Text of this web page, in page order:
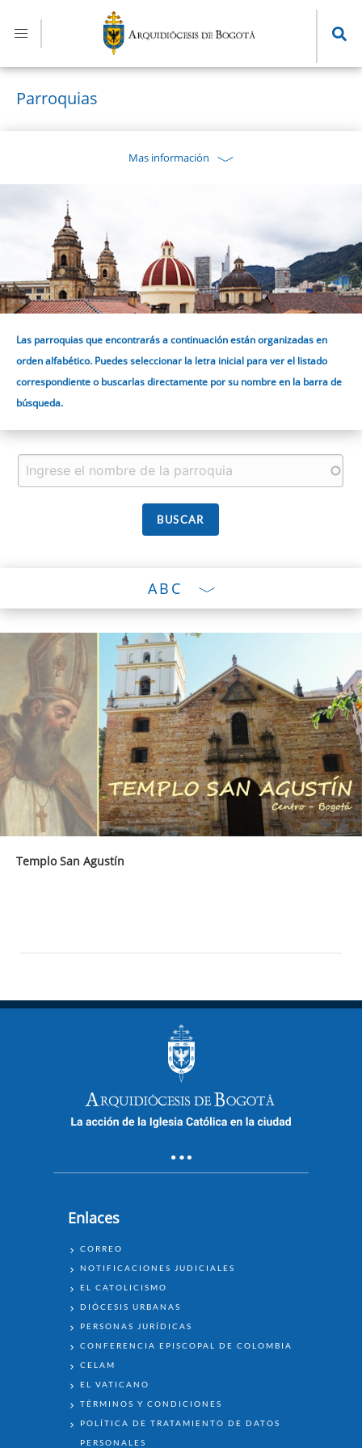
contenido
principal
Parroquias
Mas información
Las parroquias que encontrarás a continuación están organizadas en
orden alfabético. Puedes seleccionar la letra inicial para ver el listado
correspondiente o buscarlas directamente por su nombre en la barra de
búsqueda.
ABC
Templo San Agustín
Enlaces
ENLACES
CORREO
NOTIFICACIONES JUDICIALES
EL CATOLICISMO
DIÓCESIS URBANAS
PERSONAS JURÍDICAS
CONFERENCIA EPISCOPAL DE COLOMBIA
CELAM
EL VATICANO
TÉRMINOS Y CONDICIONES
POLÍTICA DE TRATAMIENTO DE DATOS
PERSONALES